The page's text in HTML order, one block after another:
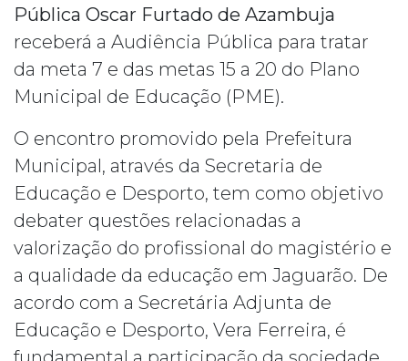
Pública Oscar Furtado de Azambuja
receberá a Audiência Pública para tratar
da meta 7 e das metas 15 a 20 do Plano
Municipal de Educação (PME).
O encontro promovido pela Prefeitura
Municipal, através da Secretaria de
Educação e Desporto, tem como objetivo
debater questões relacionadas a
valorização do profissional do magistério e
a qualidade da educação em Jaguarão. De
acordo com a Secretária Adjunta de
Educação e Desporto, Vera Ferreira, é